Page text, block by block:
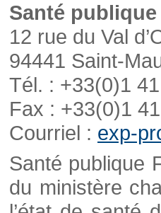
Santé publique
12 rue du Val
94441 Saint-
Tél. : +33(0)1
Fax : +33(0)1
Courriel : exp-
Santé publique
du ministère